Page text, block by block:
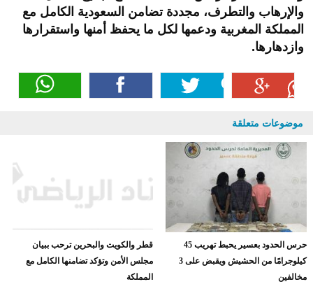
والإرهاب والتطرف، مجددة تضامن السعودية الكامل مع
المملكة المغربية ودعمها لكل ما يحفظ أمنها واستقرارها
وازدهارها.
موضوعات متعلقة
حرس الحدود بعسير يحبط تهريب 45
كيلوجرامًا من الحشيش ويقبض على 3
مخالفين
قطر والكويت والبحرين ترحب ببيان
مجلس الأمن وتؤكد تضامنها الكامل مع
المملكة